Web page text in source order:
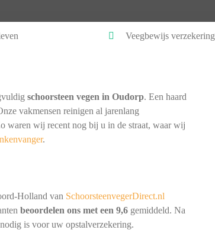
Veegbewijs verzekering
schoorsteen vegen in Oudorp. Een haard
vakmensen reinigen al jarenlang
waren wij recent nog bij u in de straat, waar wij
.
Holland van SchoorsteenvegerDirect.nl
beoordelen ons met een 9,6gemiddeld. Na
is voor uw opstalverzekering.